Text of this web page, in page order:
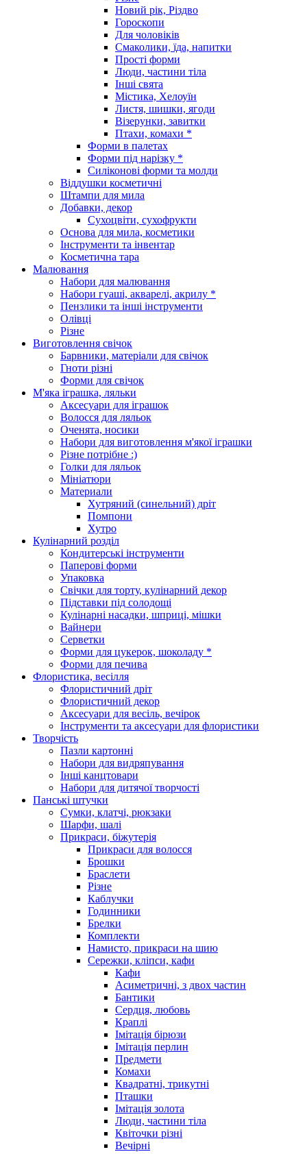
Новий рік, Різдво
Гороскопи
Для чоловіків
Смаколики, їда, напитки
Прості форми
Люди, частини тіла
Інші свята
Містика, Хелоуїн
Листя, шишки, ягоди
Візерунки, завитки
Птахи, комахи *
Форми в палетах
Форми під нарізку *
Силіконові форми та молди
Віддушки косметичні
Штампи для мила
Добавки, декор
Сухоцвіти, сухофрукти
Основа для мила, косметики
Інструменти та інвентар
Косметична тара
Малювання
Набори для малювання
Набори гуаші, акварелі, акрилу *
Пензлики та інші інструменти
Олівці
Різне
Виготовлення свічок
Барвники, матеріали для свічок
Гноти різні
Форми для свічок
М'яка іграшка, ляльки
Аксесуари для іграшок
Волосся для ляльок
Оченята, носики
Набори для виготовлення м'якої іграшки
Різне потрібне :)
Голки для ляльок
Мініатюри
Материали
Хутряний (синельний) дріт
Помпони
Хутро
Кулінарний розділ
Кондитерські інструменти
Паперові форми
Упаковка
Свічки для торту, кулінарний декор
Підставки під солодощі
Кулінарні насадки, шприці, мішки
Вайнери
Серветки
Форми для цукерок, шоколаду *
Форми для печива
Флористика, весілля
Флористичний дріт
Флористичний декор
Аксесуари для весіль, вечірок
Інструменти та аксесуари для флористики
Творчість
Пазли картонні
Набори для видряпування
Інші канцтовари
Набори для дитячої творчості
Панські штучки
Сумки, клатчі, рюкзаки
Шарфи, шалі
Прикраси, біжутерія
Прикраси для волосся
Брошки
Браслети
Різне
Каблучки
Годинники
Брелки
Комплекти
Намисто, прикраси на шию
Сережки, кліпси, кафи
Кафи
Асиметричні, з двох частин
Бантики
Сердця, любовь
Краплі
Імітація бірюзи
Імітація перлин
Предмети
Комахи
Квадратні, трикутні
Пташки
Імітація золота
Люди, частини тіла
Квіточки різні
Вечірні